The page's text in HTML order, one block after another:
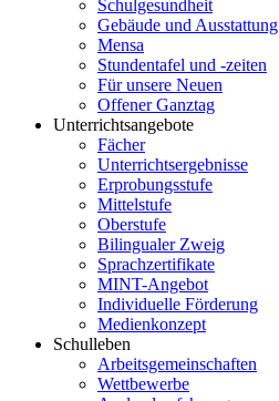
Schulgesundheit
Gebäude und Ausstattung
Mensa
Stundentafel und -zeiten
Für unsere Neuen
Offener Ganztag
Unterrichtsangebote
Fächer
Unterrichtsergebnisse
Erprobungsstufe
Mittelstufe
Oberstufe
Bilingualer Zweig
Sprachzertifikate
MINT-Angebot
Individuelle Förderung
Medienkonzept
Schulleben
Arbeitsgemeinschaften
Wettbewerbe